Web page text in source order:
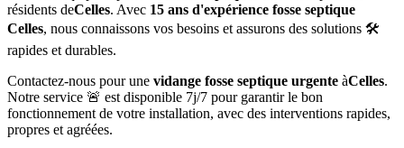
résidents deCelles. Avec 15 ans d'expérience fosse septique
Celles, nous connaissons vos besoins et assurons des solutions 🛠️
rapides et durables.
Contactez-nous pour une vidange fosse septique urgente àCelles.
Notre service 🚨 est disponible 7j/7 pour garantir le bon
fonctionnement de votre installation, avec des interventions rapides,
propres et agréées.